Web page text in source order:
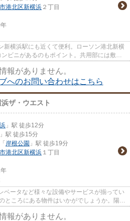
港北区新横浜 ２丁目
横浜駅にも近くて便利。ローソン港北新横
ビニがあるのもポイント。共用部には敷地
報がありません。
へのお問い合わせはこちら
ザ・ウエスト
」駅 徒歩12分
」駅 徒歩15分
「 岸根公園 」駅 徒歩19分
港北区新横浜 １丁目
ベータなど様々な設備やサービスが揃ってい
ところにある物件はいかがでしょうか。陽当
報がありません。